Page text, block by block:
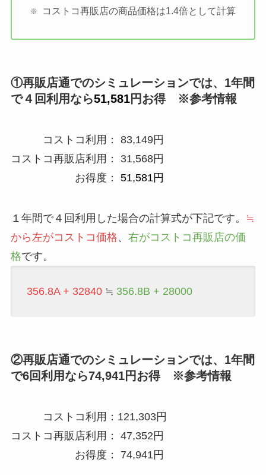
コストコ再販店の商品価格は1.4倍として計算
①再販店通でのシミュレーションでは、1年間
で４回利用なら51,581円お得 ※参考情報
コストコ利用： 83,149円
コストコ再販店利用： 31,568円
お得度： 51,581円
１年間で４回利用した場合の計算式が下記です。
≒
から左がコストコ価格、 右がコストコ再販店の価
格です。
356.8A + 32840≒ 356.8B + 28000
②再販店通でのシミュレーションでは、1年間
で6回利用なら74,941円お得 ※参考情報
コストコ利用：121,303円
コストコ再販店利用： 47,352円
お得度： 74,941円